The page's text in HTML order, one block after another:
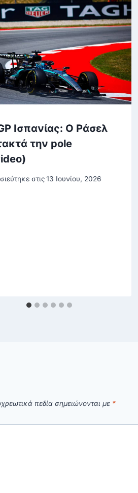
Ισπανίας: Ο Ράσελ
την pole
στις 13 Ιουνίου, 2026
πεδία σημειώνονται με *